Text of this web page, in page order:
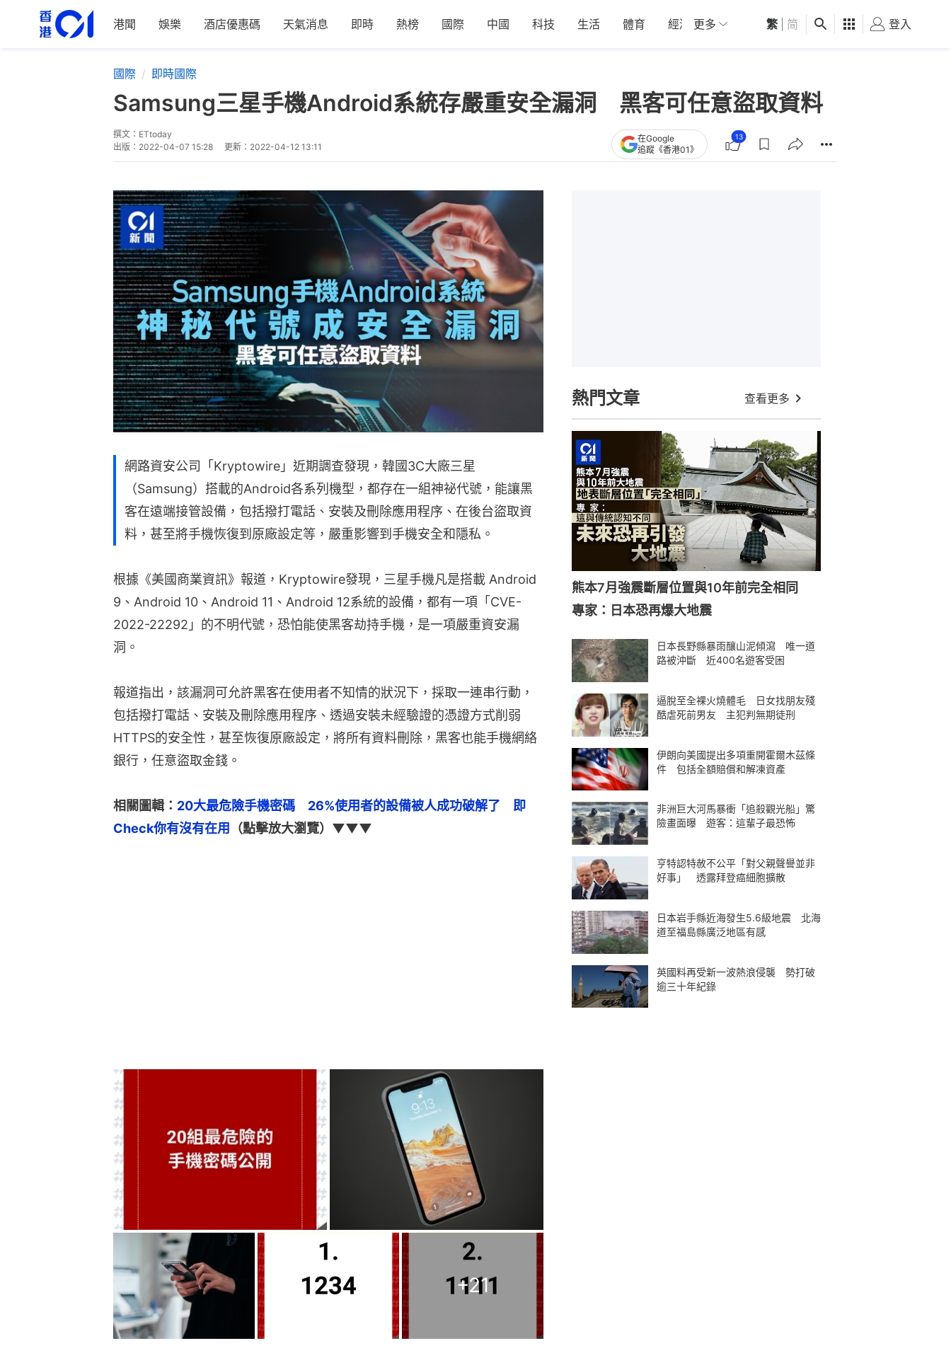
港聞 娛樂 酒店優惠碼 天氣消息 即時 熱榜 國際 中國 科技 生活 體育 經濟 01深圳 觀點 健康 好食玩飛
更多 繁 简 登入
國際 即時國際
Samsung三星手機Android系統存嚴重安全漏洞 黑客可任意盜取資料
撰文： ETtoday
出版： 2022-04-07 15:28 更新： 2022-04-12 13:11
在Google
追蹤《香港01》
13
網路資安公司「Kryptowire」近期調查發現，韓國3C大廠三星
（Samsung）搭載的Android各系列機型，都存在一組神祕代號，能讓黑
客在遠端接管設備，包括撥打電話、安裝及刪除應用程序、在後台盜取資
料，甚至將手機恢復到原廠設定等，嚴重影響到手機安全和隱私。
根據《美國商業資訊》報道，Kryptowire發現，三星手機凡是搭載 Android
9、Android 10、Android 11、Android 12系統的設備，都有一項「CVE-
2022-22292」的不明代號，恐怕能使黑客劫持手機，是一項嚴重資安漏
洞。
報道指出，該漏洞可允許黑客在使用者不知情的狀況下，採取一連串行動，
包括撥打電話、安裝及刪除應用程序、透過安裝未經驗證的憑證方式削弱
HTTPS的安全性，甚至恢復原廠設定，將所有資料刪除，黑客也能手機網絡
銀行，任意盜取金錢。
相關圖輯： 20大最危險手機密碼　26%使用者的設備被人成功破解了　即
Check你有沒有在用
（點擊放大瀏覽）▼▼▼
+21
熱門文章 查看更多
熊本7月強震斷層位置與10年前完全相同
專家：日本恐再爆大地震
日本長野縣暴雨釀山泥傾瀉 唯一道
路被沖斷 近400名遊客受困
逼脫至全裸火燒體毛 日女找朋友殘
酷虐死前男友 主犯判無期徒刑
伊朗向美國提出多項重開霍爾木茲條
件 包括全額賠償和解凍資產
非洲巨大河馬暴衝「追殺觀光船」驚
險畫面曝 遊客：這輩子最恐怖
亨特認特赦不公平「對父親聲譽並非
好事」 透露拜登癌細胞擴散
日本岩手縣近海發生5.6級地震 北海
道至福島縣廣泛地區有感
英國料再受新一波熱浪侵襲 勢打破
逾三十年紀錄